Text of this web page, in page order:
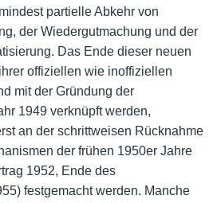
partielle Abkehr von
der Wiedergutmachung und der
Das Ende dieser neuen
offiziellen wie inoffiziellen
mit der Gründung der
1949 verknüpft werden,
an der schrittweisen Rücknahme
der frühen 1950er Jahre
1952, Ende des
festgemacht werden. Manche